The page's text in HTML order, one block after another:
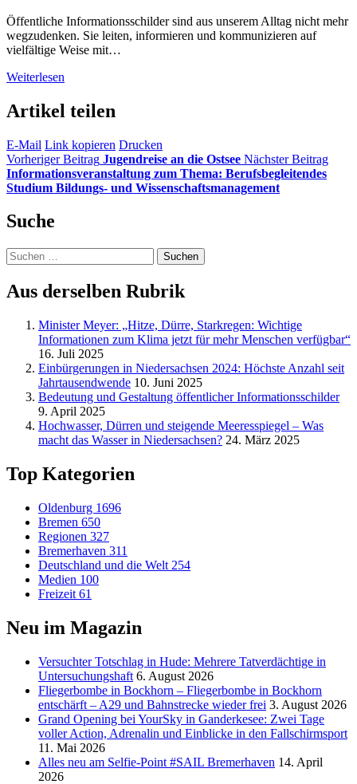
Öffentliche Informationsschilder sind aus unserem Alltag nicht mehr
wegzudenken. Sie leiten, informieren und kommunizieren auf
vielfältige Weise mit…
Weiterlesen
Artikel teilen
E-Mail Link kopieren Drucken
Vorheriger Beitrag Jugendreise an die Ostsee Nächster Beitrag
Informationsveranstaltung zum Thema: Berufsbegleitendes
Studium Bildungs- und Wissenschaftsmanagement
Suche
Suchen
nach:
Aus derselben Rubrik
Minister Meyer: „Hitze, Dürre, Starkregen: Wichtige
Informationen zum Klima jetzt für mehr Menschen verfügbar“
16. Juli 2025
Einbürgerungen in Niedersachsen 2024: Höchste Anzahl seit
Jahrtausendwende 10. Juni 2025
Bedeutung und Gestaltung öffentlicher Informationsschilder
9. April 2025
Hochwasser, Dürren und steigende Meeresspiegel – Was
macht das Wasser in Niedersachsen? 24. März 2025
Top Kategorien
Oldenburg 1696
Bremen 650
Regionen 327
Bremerhaven 311
Deutschland und die Welt 254
Medien 100
Freizeit 61
Neu im Magazin
Versucht­er Totschlag in Hude: Mehrere Tatverdächtige in
Untersuchungshaft 6. August 2026
Fliegerbombe in Bockhorn – Fliegerbombe in Bockhorn
entschärft – A29 und Bahnstrecke wieder frei 3. August 2026
Grand Opening bei YourSky in Ganderkesee: Zwei Tage
voller Action, Adrenalin und Einblicke in den Fallschirmsport
11. Mai 2026
Alles neu am Selfie-Point #SAIL Bremerhaven 14. April
2026